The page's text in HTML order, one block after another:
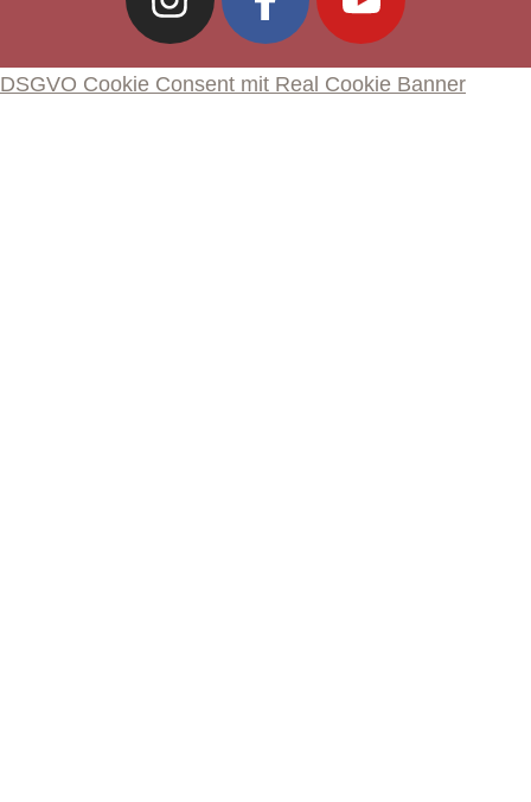
DSGVO Cookie Consent mit Real Cookie Banner